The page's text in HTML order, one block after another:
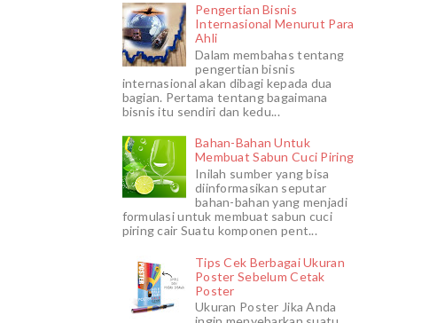
Pengertian Bisnis
Internasional Menurut Para
Ahli
Dalam membahas tentang
pengertian bisnis
internasional akan dibagi kepada dua
bagian. Pertama tentang bagaimana
bisnis itu sendiri dan kedu...
Bahan-Bahan Untuk
Membuat Sabun Cuci Piring
Inilah sumber yang bisa
diinformasikan seputar
bahan-bahan yang menjadi
formulasi untuk membuat sabun cuci
piring cair Suatu komponen pent...
Tips Cek Berbagai Ukuran
Poster Sebelum Cetak
Poster
Ukuran Poster Jika Anda